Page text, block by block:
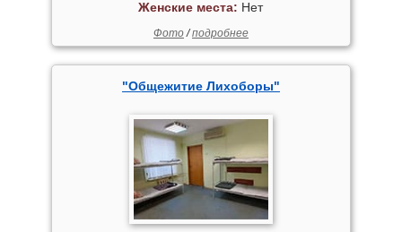
Женские места: Нет
Фото/подробнее
"Общежитие Лихоборы"